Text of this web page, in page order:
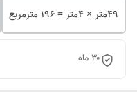
۴۹متر × 4متر = 196 مترمربع
۳۰ ماه